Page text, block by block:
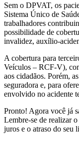
Sem o DPVAT, os
Sistema Único de
trabalhadores
possibilidade de
invalidez, auxílio-
A cobertura para
Veículos – RCF-V),
aos cidadãos. Porém,
seguradora e, para
envolvido no acidente
Pronto! Agora você já
Lembre-se de realizar
juros e o atraso do seu